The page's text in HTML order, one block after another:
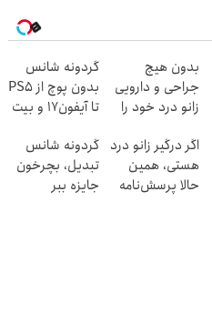
بدون هیچ
جراحی و دارویی
زانو درد خود را
پرسش نامه ▶
گردونه شانس
بدون پوچ از PS5
تا آیفون17 و بیت
اگر درگیر زانو درد
هستی، همین
حالا پرسش‌نامه
گردونه شانس
تبدیل، بچرخون
جایزه ببر